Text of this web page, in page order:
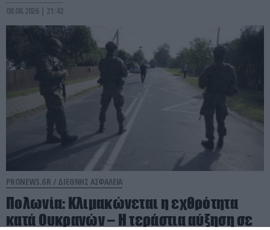
08.08.2026 | 21:42
PRONEWS.GR / ΔΙΕΘΝΗΣ ΑΣΦΑΛΕΙΑ
Πολωνία: Κλιμακώνεται η εχθρότητα
κατά Ουκρανών – Η τεράστια αύξηση σε